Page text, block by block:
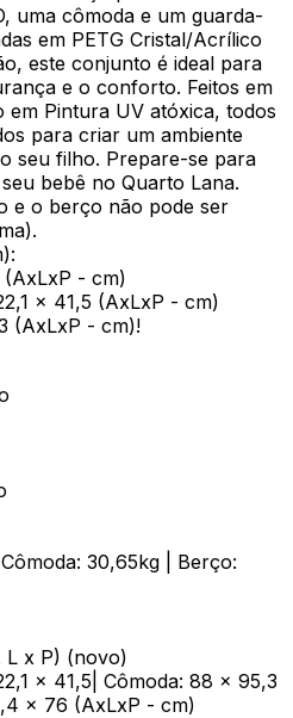
uma cômoda e um guarda-
em PETG Cristal/Acrílico
este conjunto é ideal para
e o conforto. Feitos em
em Pintura UV atóxica, todos
para criar um ambiente
seu filho. Prepare-se para
bebê no Quarto Lana.
e o berço não pode ser
- cm)
x 41,5 (AxLxP - cm)
(AxLxP - cm)!
30,65kg | Berço:
L x P) (novo)
x 41,5| Cômoda: 88 x 95,3
x 76 (AxLxP - cm)